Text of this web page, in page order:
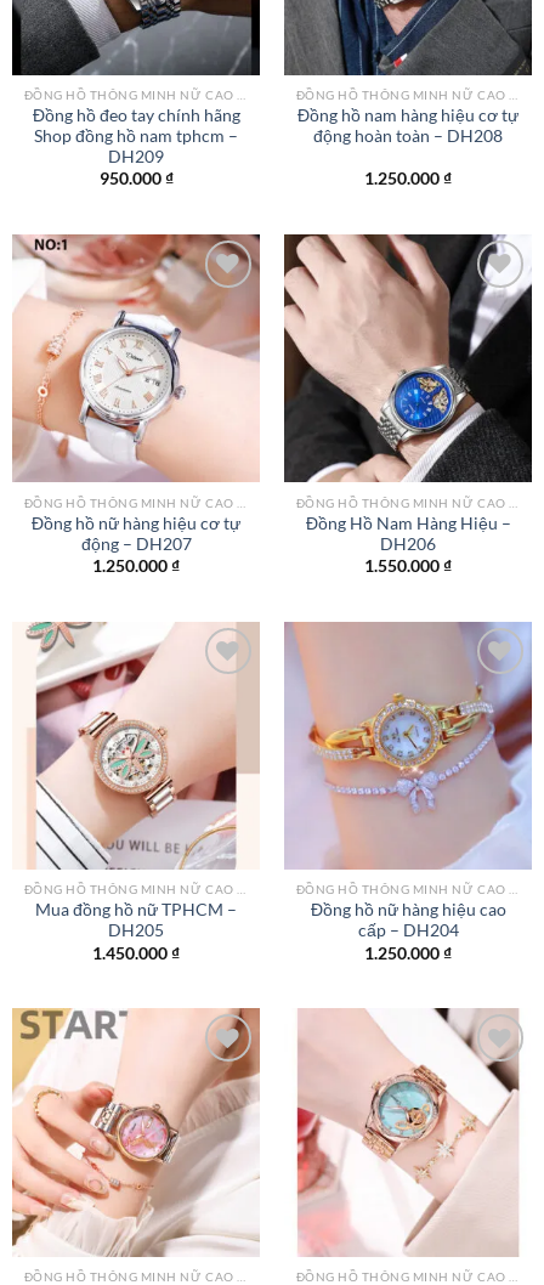
Đồng hồ đeo tay chính hãng
Shop đồng hồ nam tphcm –
DH209
950.000₫
Đồng hồ nam hàng hiệu cơ tự
động hoàn toàn – DH208
1.250.000₫
Add to
Đồng hồ nữ hàng hiệu cơ tự
động – DH207
1.250.000₫
Add to
wishlist
Đồng Hồ Nam Hàng Hiệu –
DH206
1.550.000₫
Add to
wishlist
ĐỒNG HỒ THÔNG MINH NỮ CAO CẤP NHẤT
Mua đồng hồ nữ TPHCM –
DH205
1.450.000₫
Add to
wishlist
ĐỒNG HỒ THÔNG MINH NỮ CAO CẤP NHẤT
Đồng hồ nữ hàng hiệu cao
cấp – DH204
1.250.000₫
Add to
wishlist
Add to
wishlist